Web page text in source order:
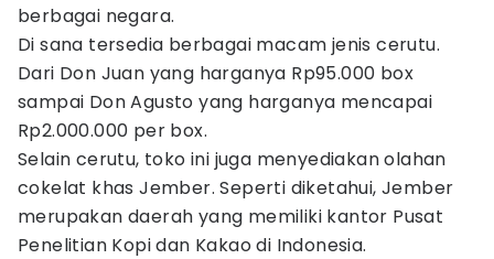
berbagai negara.
Di sana tersedia berbagai macam jenis cerutu.
Dari Don Juan yang harganya Rp95.000 box
sampai Don Agusto yang harganya mencapai
Rp2.000.000 per box.
Selain cerutu, toko ini juga menyediakan olahan
cokelat khas Jember. Seperti diketahui, Jember
merupakan daerah yang memiliki kantor Pusat
Penelitian Kopi dan Kakao di Indonesia.